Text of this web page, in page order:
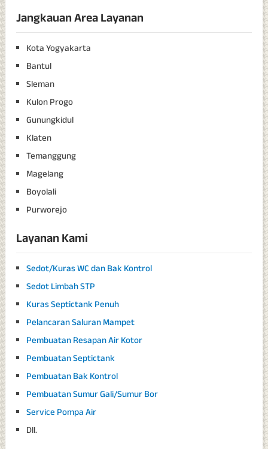
Jangkauan Area Layanan
Kota Yogyakarta
Bantul
Sleman
Kulon Progo
Gunungkidul
Klaten
Temanggung
Magelang
Boyolali
Purworejo
Layanan Kami
Sedot/Kuras WC dan Bak Kontrol
Sedot Limbah STP
Kuras Septictank Penuh
Pelancaran Saluran Mampet
Pembuatan Resapan Air Kotor
Pembuatan Septictank
Pembuatan Bak Kontrol
Pembuatan Sumur Gali/Sumur Bor
Service Pompa Air
Dll.